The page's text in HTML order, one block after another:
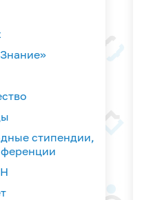
стипендии,